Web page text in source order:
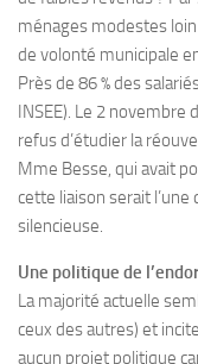
ménages modestes
de volonté municipale
Près de 86 % des
INSEE). Le 2 novembre
refus d’étudier la
Mme Besse, qui avait
cette liaison serait
silencieuse.
Une politique de
La majorité actuelle
ceux des autres) et
aucun projet politique